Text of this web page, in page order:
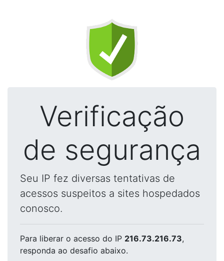
Verificação
de segurança
Seu IP fez diversas tentativas de
acessos suspeitos a sites hospedados
conosco.
Para liberar o acesso do IP 216.73.216.73,
responda ao desafio abaixo.